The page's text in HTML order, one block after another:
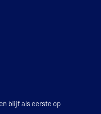
blijf als eerste op